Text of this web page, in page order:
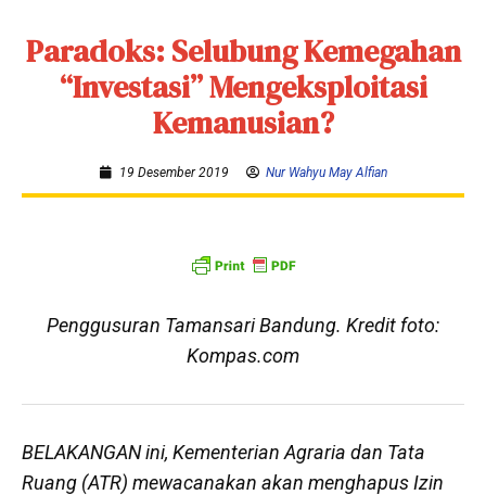
Paradoks: Selubung Kemegahan
“Investasi” Mengeksploitasi
Kemanusian?
19 Desember 2019 Nur Wahyu May Alfian
Penggusuran Tamansari Bandung. Kredit foto:
Kompas.com
BELAKANGAN ini, Kementerian Agraria dan Tata
Ruang (ATR) mewacanakan akan menghapus Izin